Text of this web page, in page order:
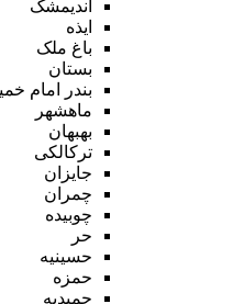
اندیمشک
ایذه
باغ ملک
بستان
بندر امام
ماهشهر
بهبهان
ترکالکی
جایزان
چمران
چوبیده
حر
حسینیه
حمزه
حمیدیه